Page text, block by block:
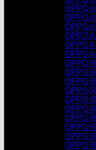
OPPO
OPPO
OPPO
OPPO
OPPO
OPPO
OPPO
OPPO
OPPO
OPPO
OPPO
OPPO
OPPO
OPPO
OPPO
OPPO